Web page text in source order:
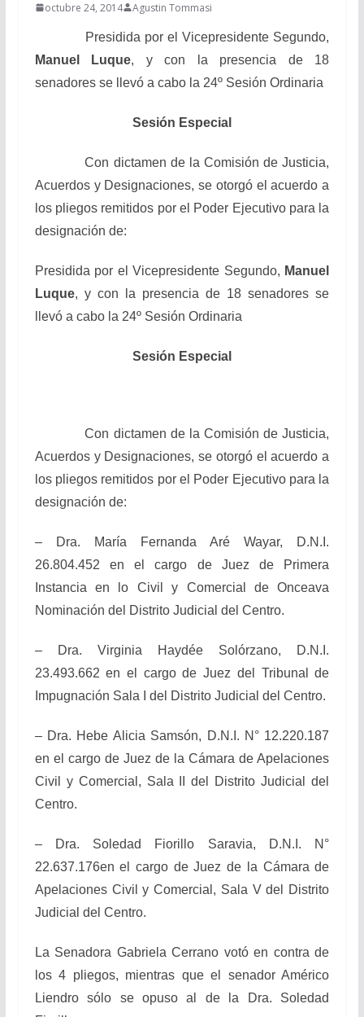
octubre 24, 2014 Agustin Tommasi
Presidida por el Vicepresidente Segundo,
Manuel Luque, y con la presencia de 18
senadores se llevó a cabo la 24º Sesión Ordinaria
Sesión Especial
Con dictamen de la Comisión de Justicia,
Acuerdos y Designaciones, se otorgó el acuerdo a
los pliegos remitidos por el Poder Ejecutivo para la
designación de:
Presidida por el Vicepresidente Segundo, Manuel
Luque, y con la presencia de 18 senadores se
llevó a cabo la 24º Sesión Ordinaria
Sesión Especial
Con dictamen de la Comisión de Justicia,
Acuerdos y Designaciones, se otorgó el acuerdo a
los pliegos remitidos por el Poder Ejecutivo para la
designación de:
– Dra. María Fernanda Aré Wayar, D.N.I.
26.804.452 en el cargo de Juez de Primera
Instancia en lo Civil y Comercial de Onceava
Nominación del Distrito Judicial del Centro.
– Dra. Virginia Haydée Solórzano, D.N.I.
23.493.662 en el cargo de Juez del Tribunal de
Impugnación Sala I del Distrito Judicial del Centro.
– Dra. Hebe Alicia Samsón, D.N.I. N° 12.220.187
en el cargo de Juez de la Cámara de Apelaciones
Civil y Comercial, Sala II del Distrito Judicial del
Centro.
– Dra. Soledad Fiorillo Saravia, D.N.I. N°
22.637.176en el cargo de Juez de la Cámara de
Apelaciones Civil y Comercial, Sala V del Distrito
Judicial del Centro.
La Senadora Gabriela Cerrano votó en contra de
los 4 pliegos, mientras que el senador Américo
Liendro sólo se opuso al de la Dra. Soledad